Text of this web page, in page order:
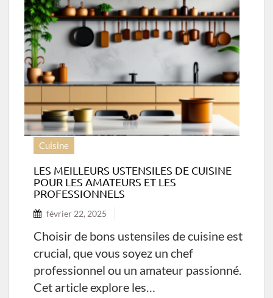
Cuisine
LES MEILLEURS USTENSILES DE CUISINE
POUR LES AMATEURS ET LES
PROFESSIONNELS
février 22, 2025
Choisir de bons ustensiles de cuisine est
crucial, que vous soyez un chef
professionnel ou un amateur passionné.
Cet article explore les…